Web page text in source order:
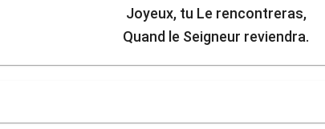
Joyeux, tu Le rencontreras,
Quand le Seigneur reviendra.